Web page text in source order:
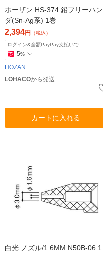
ホーザン HS-374 鉛フリーハン
ダ(Sn-Ag系) 1巻
2,394円 （税込）
ログイン&全額PayPay支払いで
5%
HOZAN
LOHACOから発送
カートに入れる
白光 ノズル/1.6MM N50B-06 1